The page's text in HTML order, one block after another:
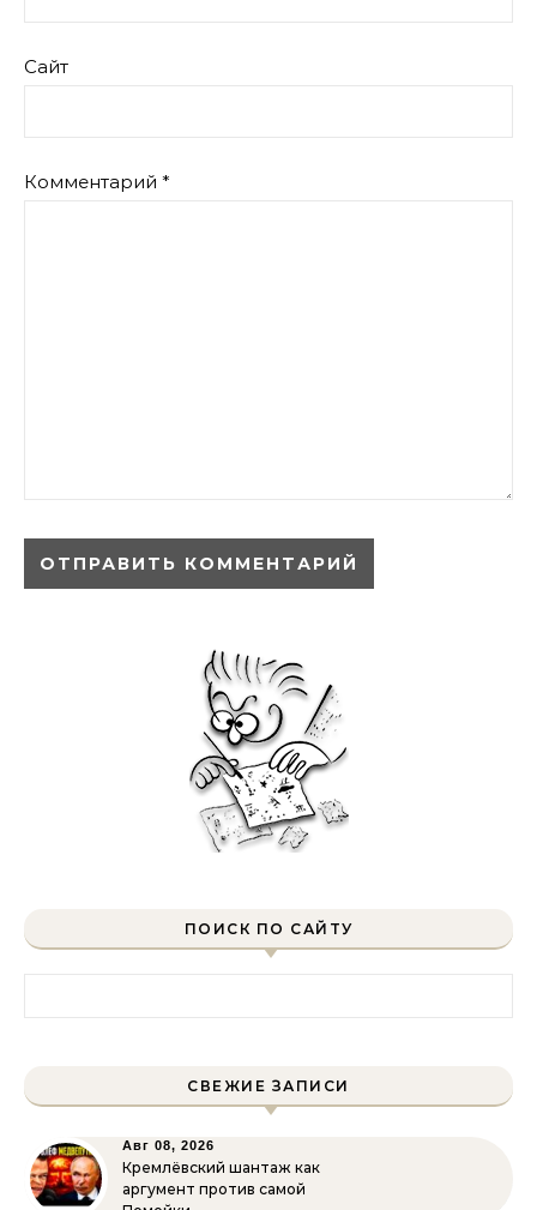
Сайт
Комментарий *
ПОИСК ПО САЙТУ
СВЕЖИЕ ЗАПИСИ
Авг 08, 2026
Кремлёвский шантаж как
аргумент против самой